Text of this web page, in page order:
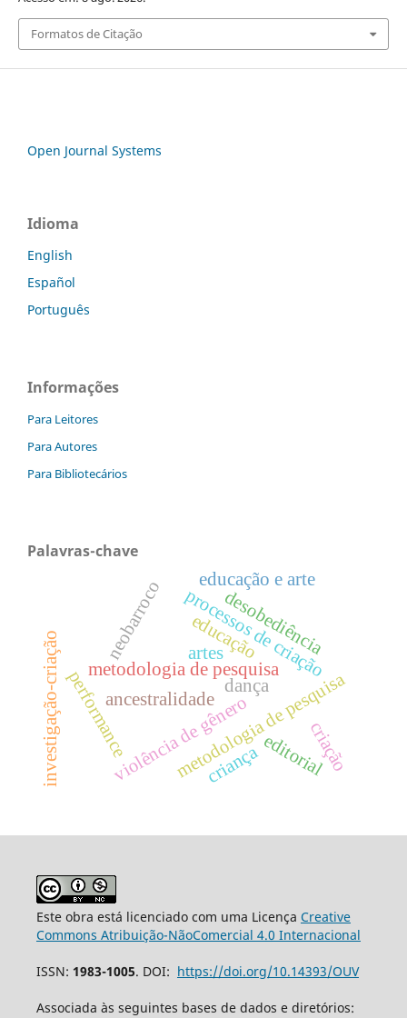
Formatos de Citação
Open Journal Systems
Idioma
English
Español
Português
Informações
Para Leitores
Para Autores
Para Bibliotecários
Palavras-chave
metodologia de pesquisa
metodologia de pesquisa
processos de criação
artes
dança
performanceancestralidade
neobarroco desobediência
violência de gênero editorial
educação
investigação-criação
educação e arte
criação
criança
Este obra está licenciado com uma Licença Creative
Commons Atribuição-NãoComercial 4.0 Internacional
ISSN: 1983-1005. DOI: https://doi.org/10.14393/OUV
Associada às seguintes bases de dados e diretórios: